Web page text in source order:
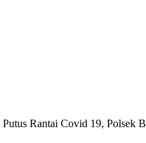
Putus Rantai Covid 19, Polsek